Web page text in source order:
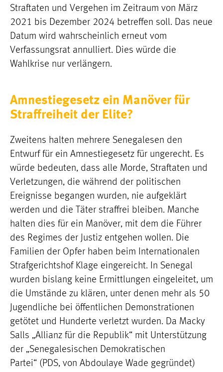
Straftaten und Vergehen im Zeitraum von März
2021 bis Dezember 2024 betreffen soll. Das neue
Datum wird wahrscheinlich erneut vom
Verfassungsrat annulliert. Dies würde die
Wahlkrise nur verlängern.
Amnestiegesetz ein Manöver für
Straffreiheit der Elite?
Zweitens halten mehrere Senegalesen den
Entwurf für ein Amnestiegesetz für ungerecht. Es
würde bedeuten, dass alle Morde, Straftaten und
Verletzungen, die während der politischen
Ereignisse begangen wurden, nie aufgeklärt
werden und die Täter straffrei bleiben. Manche
halten dies für ein Manöver, mit dem die Führer
des Regimes der Justiz entgehen wollen. Die
Familien der Opfer haben beim Internationalen
Strafgerichtshof Klage eingereicht. In Senegal
wurden bislang keine Ermittlungen eingeleitet, um
die Umstände zu klären, unter denen mehr als 50
Jugendliche bei öffentlichen Demonstrationen
getötet und Hunderte verletzt wurden. Da Macky
Salls „Allianz für die Republik“ mit Unterstützung
der „Senegalesischen Demokratischen
Partei“ (PDS, von Abdoulaye Wade gegründet)